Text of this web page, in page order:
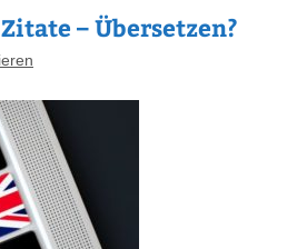
– Übersetzen?